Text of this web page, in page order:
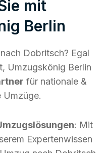
mit
Berlin
Dobritsch? Egal
Umzugskönig Berlin
für nationale &
Umzüge.
: Mit
Expertenwissen